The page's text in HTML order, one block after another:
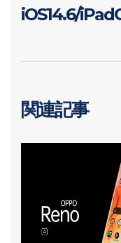
iOS14.6/
関連記事